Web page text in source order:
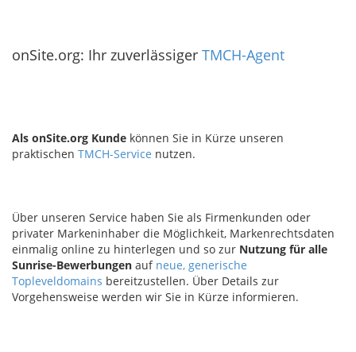
onSite.org: Ihr zuverlässiger TMCH-Agent
Als onSite.org Kunde können Sie in Kürze unseren
praktischen TMCH-Service nutzen.
Über unseren Service haben Sie als Firmenkunden oder
privater Markeninhaber die Möglichkeit, Markenrechtsdaten
einmalig online zu hinterlegen und so zur Nutzung für alle
Sunrise-Bewerbungen auf neue, generische
Topleveldomains bereitzustellen. Über Details zur
Vorgehensweise werden wir Sie in Kürze informieren.